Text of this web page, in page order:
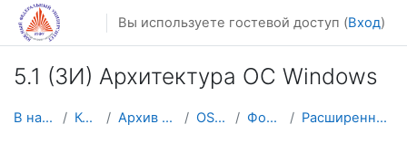
Перейти к основному содержанию
Вы используете гостевой доступ (Вход)
5.1 (ЗИ) Архитектура ОС Windows
В начало Курсы Архив курсов OS-WIN Форумы Расширенный поиск